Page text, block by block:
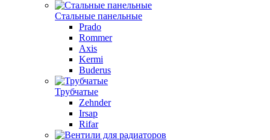
Стальные панельные
Prado
Rommer
Axis
Kermi
Buderus
Трубчатые
Zehnder
Irsap
Rifar